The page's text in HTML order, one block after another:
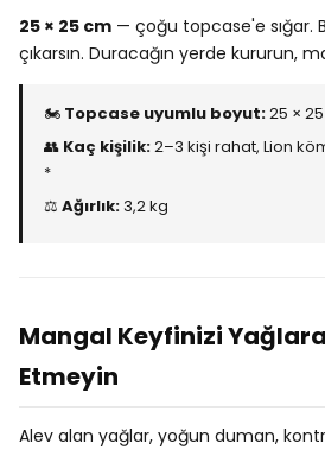
25 × 25 cm — çoğu topcase'e sığar.
çıkarsın. Duracağın yerde kururun,
🏍️ Topcase uyumlu boyut:25 ×
👥 Kaç kişilik:2–3 kişi rahat, Lion
*
⚖️ Ağırlık:3,2 kg
Mangal Keyfinizi
Etmeyin
Alev alan yağlar, yoğun duman,